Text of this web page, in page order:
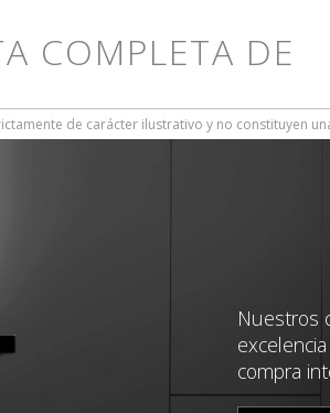
COMPLETA DE
de carácter ilustrativo y no constituyen
Nuestros
compra